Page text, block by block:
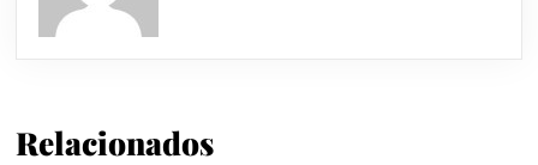
Relacionados